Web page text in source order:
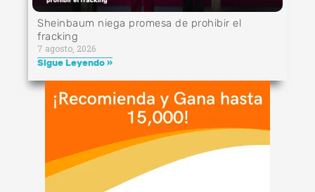
Sheinbaum niega promesa de prohibir el
fracking
7 agosto, 2026
Sigue Leyendo »